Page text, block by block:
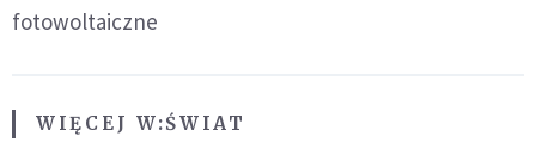
fotowoltaiczne
WIĘCEJ W:ŚWIAT